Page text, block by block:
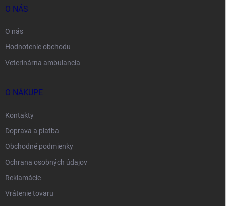
O NÁS
O nás
Hodnotenie obchodu
Veterinárna ambulancia
O NÁKUPE
Kontakty
Doprava a platba
Obchodné podmienky
Ochrana osobných údajov
Reklamácie
Vrátenie tovaru